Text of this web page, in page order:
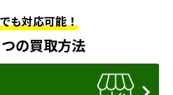
も対応可能！
つの買取方法